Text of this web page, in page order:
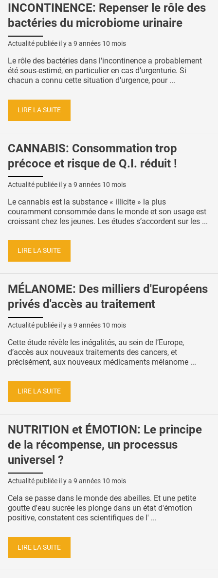
INCONTINENCE: Repenser le rôle des
bactéries du microbiome urinaire
Actualité publiée il y a 9 années 10 mois
Le rôle des bactéries dans l'incontinence a probablement
été sous-estimé, en particulier en cas d’urgenturie. Si
chacun a connu cette situation d’urgence, pour ...
LIRE LA SUITE
CANNABIS: Consommation trop
précoce et risque de Q.I. réduit !
Actualité publiée il y a 9 années 10 mois
Le cannabis est la substance « illicite » la plus
couramment consommée dans le monde et son usage est
croissant chez les jeunes. Les études s’accordent sur les ...
LIRE LA SUITE
MÉLANOME: Des milliers d'Européens
privés d'accès au traitement
Actualité publiée il y a 9 années 10 mois
Cette étude révèle les inégalités, au sein de l’Europe,
d’accès aux nouveaux traitements des cancers, et
précisément, aux nouveaux médicaments mélanome ...
LIRE LA SUITE
NUTRITION et ÉMOTION: Le principe
de la récompense, un processus
universel ?
Actualité publiée il y a 9 années 10 mois
Cela se passe dans le monde des abeilles. Et une petite
goutte d'eau sucrée les plonge dans un état d'émotion
positive, constatent ces scientifiques de l' ...
LIRE LA SUITE